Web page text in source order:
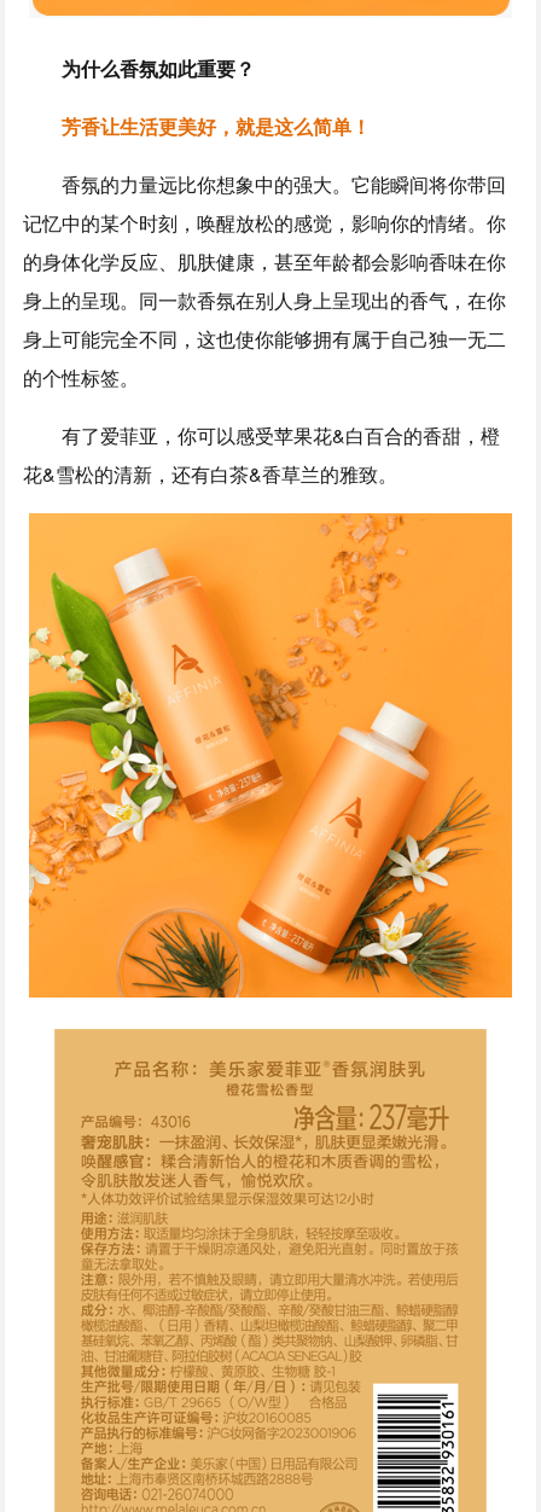
为什么香氛如此重要？
芳香让生活更美好，就是这么简单！
香氛的力量远比你想象中的强大。它能瞬间将你带回
记忆中的某个时刻，唤醒放松的感觉，影响你的情绪。你
的身体化学反应、肌肤健康，甚至年龄都会影响香味在你
身上的呈现。同一款香氛在别人身上呈现出的香气，在你
身上可能完全不同，这也使你能够拥有属于自己独一无二
的个性标签。
有了爱菲亚，你可以感受苹果花&白百合的香甜，橙
花&雪松的清新，还有白茶&香草兰的雅致。